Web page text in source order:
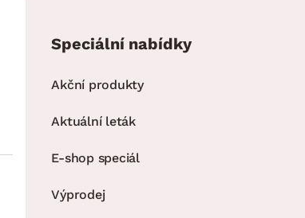
Speciální nabídky
Akční produkty
Aktuální leták
E-shop speciál
Výprodej